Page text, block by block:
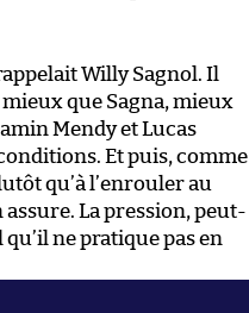
Willy Sagnol. Il
que Sagna, mieux
Mendy et Lucas
Et puis, comme
qu’à l’enrouler au
La pression, peut-
ne pratique pas en